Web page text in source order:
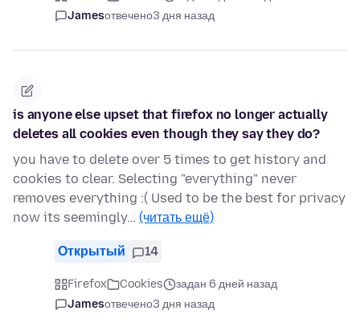
Jamesотвечено3 дня назад
is anyone else upset that firefox no longer actually
deletes all cookies even though they say they do?
you have to delete over 5 times to get history and
cookies to clear. Selecting "everything" never
removes everything :( Used to be the best for privacy
now its seemingly… (читать ещё)
Открытый 14
Firefox Cookies
задан 6 дней назад
Jamesотвечено3 дня назад